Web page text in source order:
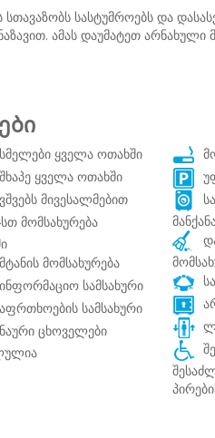
სასტუმროებს და
ამას დაუმატეთ არნახული
ყველა ოთახში
ყველა ოთახში
მივესალმებით
მომსახურება
მომსახურება
სამსახური
სამსახური
ცხოველები